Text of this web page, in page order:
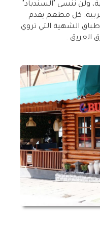
ولن ننسى "السندباد"
كل مطعم يقدم
الشهية التي تروي
العريق .